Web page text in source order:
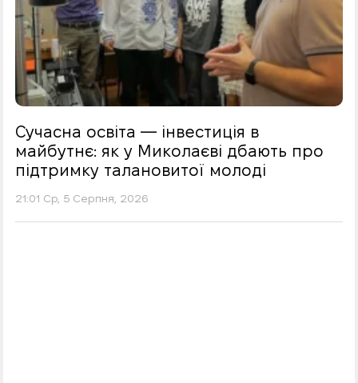
Сучасна освіта — інвестиція в
майбутнє: як у Миколаєві дбають про
підтримку талановитої молоді
21:01 Ср, 5 Серпня, 2026